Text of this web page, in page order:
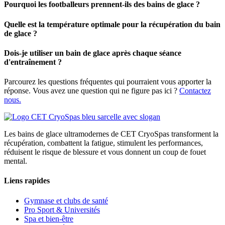
Pourquoi les footballeurs prennent-ils des bains de glace ?
Quelle est la température optimale pour la récupération du bain
de glace ?
Dois-je utiliser un bain de glace après chaque séance
d'entraînement ?
Parcourez les questions fréquentes qui pourraient vous apporter la
réponse. Vous avez une question qui ne figure pas ici ? Contactez
nous.
Les bains de glace ultramodernes de CET CryoSpas transforment la
récupération, combattent la fatigue, stimulent les performances,
réduisent le risque de blessure et vous donnent un coup de fouet
mental.
Liens rapides
Gymnase et clubs de santé
Pro Sport & Universités
Spa et bien-être